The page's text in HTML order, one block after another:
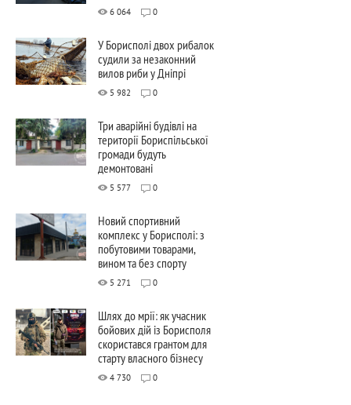
6 064 0
У Борисполі двох рибалок
судили за незаконний
вилов риби у Дніпрі
5 982 0
Три аварійні будівлі на
території Бориспільської
громади будуть
демонтовані
5 577 0
Новий спортивний
комплекс у Борисполі: з
побутовими товарами,
вином та без спорту
5 271 0
Шлях до мрії: як учасник
бойових дій із Борисполя
скористався грантом для
старту власного бізнесу
4 730 0